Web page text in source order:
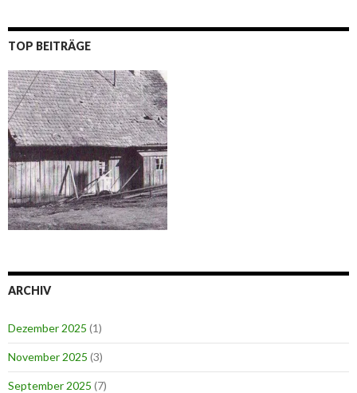
TOP BEITRÄGE
ARCHIV
Dezember 2025 (1)
November 2025 (3)
September 2025 (7)